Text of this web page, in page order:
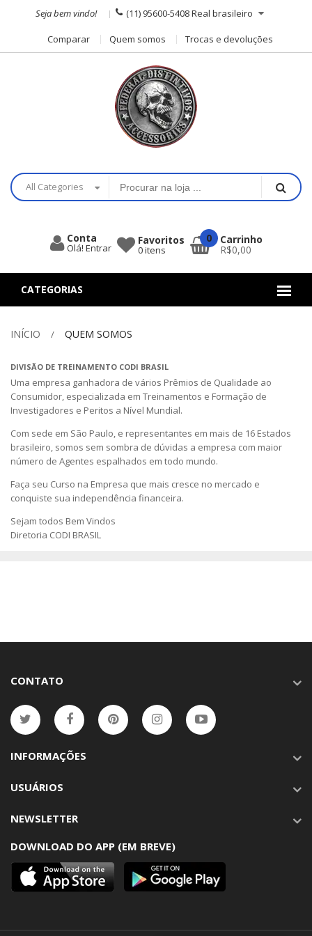
Seja bem vindo! (11) 95600-5408Real brasileiro
Comparar Quem somos Trocas e devoluções
All Categories
Conta
Olá! Entrar
Favoritos
0itens
0 Carrinho
R$0,00
CATEGORIAS
INÍCIO QUEM SOMOS
DIVISÃO DE TREINAMENTO CODI BRASIL
Uma empresa ganhadora de vários Prêmios de Qualidade ao
Consumidor, especializada em Treinamentos e Formação de
Investigadores e Peritos a Nível Mundial.
Com sede em São Paulo, e representantes em mais de 16 Estados
brasileiro, somos sem sombra de dúvidas a empresa com maior
número de Agentes espalhados em todo mundo.
Faça seu Curso na Empresa que mais cresce no mercado e
conquiste sua independência financeira.
Sejam todos Bem Vindos
Diretoria CODI BRASIL
CONTATO
INFORMAÇÕES
USUÁRIOS
NEWSLETTER
DOWNLOAD DO APP (EM BREVE)